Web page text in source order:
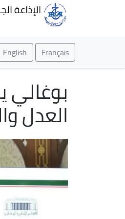
الإذاعة
Français
English
بوغالي
العدل